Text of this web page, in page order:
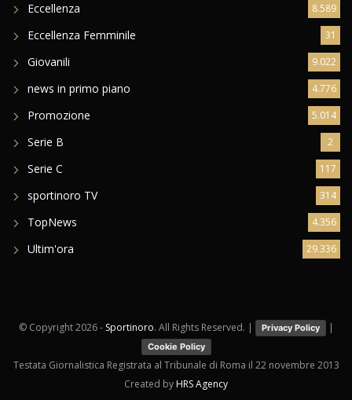
Eccellenza 8.589
Eccellenza Femminile 31
Giovanili 9.022
news in primo piano 4.776
Promozione 5.014
Serie B 2
Serie C 117
sportinoro TV 314
TopNews 4.356
Ultim'ora 29.336
© Copyright2026 - Sportinoro. All Rights Reserved. | Privacy Policy |
Cookie Policy
Testata Giornalistica Registrata al Tribunale di Roma il 22 novembre 2013
Created by HRS Agency